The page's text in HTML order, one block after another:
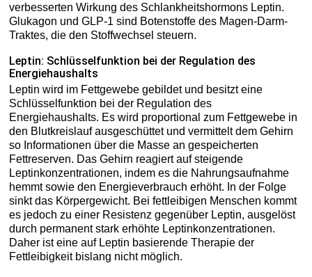
verbesserten Wirkung des Schlankheitshormons Leptin.
Glukagon und GLP-1 sind Botenstoffe des Magen-Darm-
Traktes, die den Stoffwechsel steuern.
Leptin: Schlüsselfunktion bei der Regulation des
Energiehaushalts
Leptin wird im Fettgewebe gebildet und besitzt eine
Schlüsselfunktion bei der Regulation des
Energiehaushalts. Es wird proportional zum Fettgewebe in
den Blutkreislauf ausgeschüttet und vermittelt dem Gehirn
so Informationen über die Masse an gespeicherten
Fettreserven. Das Gehirn reagiert auf steigende
Leptinkonzentrationen, indem es die Nahrungsaufnahme
hemmt sowie den Energieverbrauch erhöht. In der Folge
sinkt das Körpergewicht. Bei fettleibigen Menschen kommt
es jedoch zu einer Resistenz gegenüber Leptin, ausgelöst
durch permanent stark erhöhte Leptinkonzentrationen.
Daher ist eine auf Leptin basierende Therapie der
Fettleibigkeit bislang nicht möglich.